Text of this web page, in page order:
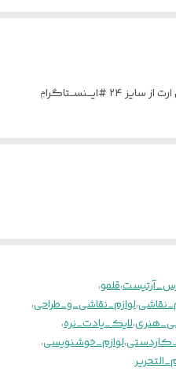
،قلمو،
،لوازم_نقاشی_و_طراحی،
،لایک_یادت_نره،
،لوازم_خوشنویسی،